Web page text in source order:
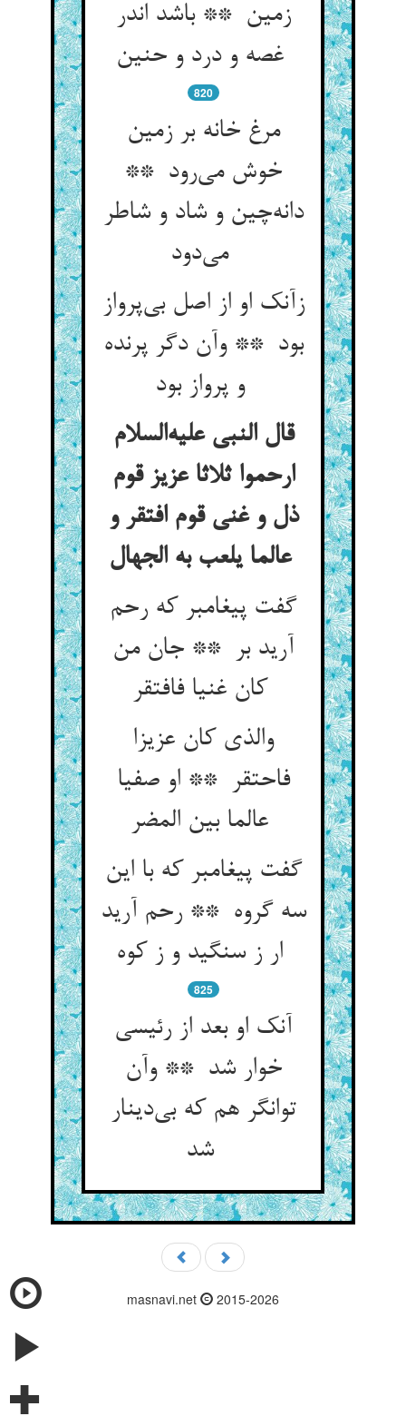
زمین ** باشد اندر
غصه و درد و حنین
820
مرغ خانه بر زمین
خوش می‌رود **
دانه‌چین و شاد و شاطر
می‌دود
زآنک او از اصل بی‌پرواز
بود ** وآن دگر پرنده
و پرواز بود
قال النبی علیه‌السلام
ارحموا ثلاثا عزیز قوم
ذل و غنی قوم افتقر و
عالما یلعب به الجهال
گفت پیغامبر که رحم
آرید بر ** جان من
کان غنیا فافتقر
والذی کان عزیزا
فاحتقر ** او صفیا
گفت پیغامبر که با این
سه گروه ** رحم آرید
825
آنک او بعد از رئیسی
خوار شد ** وآن
توانگر هم که بی‌دینار
شد
masnavi.net 2015-2026